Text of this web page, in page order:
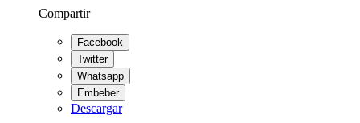
Compartir
Facebook
Twitter
Whatsapp
Embeber
Descargar